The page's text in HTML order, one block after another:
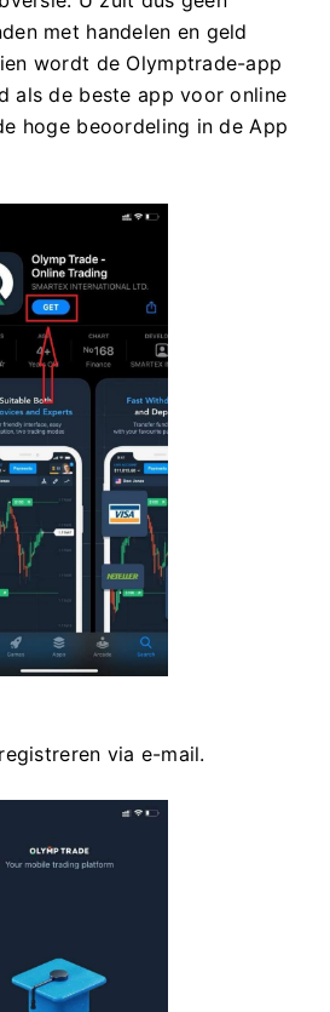
met handelen en geld
wordt de Olymptrade-app
als de beste app voor online
hoge beoordeling in de App
via e-mail.